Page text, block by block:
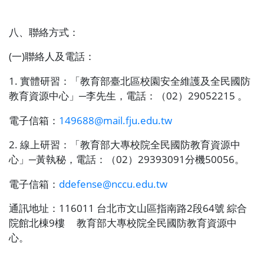
八、聯絡方式：
(一)聯絡人及電話：
1. 實體研習：「教育部臺北區校園安全維護及全民國防
教育資源中心」─李先生，電話：（02） 29052215 。
電子信箱： 149688@mail.fju.edu.tw
2. 線上研習：「教育部大專校院全民國防教育資源中
心」─黃執秘，電話：（02） 29393091分機50056。
電子信箱： ddefense@nccu.edu.tw
通訊地址： 116011 台北市文山區指南路2段64號綜合
院館北棟9樓
教育部大專校院全民國防教育資源中
心。